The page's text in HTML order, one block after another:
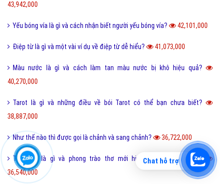
43,942,000
Yếu bóng vía là gì và cách nhận biết người yếu bóng vía? 42,101,000
Điệp từ là gì và một vài ví dụ về điệp từ dễ hiểu? 41,073,000
Màu nước là gì và cách làm tan màu nước bị khô hiệu quả?
40,270,000
Tarot là gì và những điều về bói Tarot có thể bạn chưa biết?
38,887,000
Như thế nào thì được gọi là chảnh và sang chảnh? 36,722,000
Thơ mới là gì và phong trào thơ mới hiện nay như thế nào?
36,540,000
Chat hỗ trợ